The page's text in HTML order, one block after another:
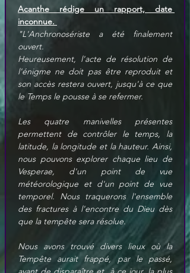
Acanthe rédige un rapport, date
inconnue.
"L'Anchronosériste a été finalement
ouvert.
Heureusement, l'acte de résolution de
l'énigme ne doit pas être reproduit et
son accès restera ouvert, jusqu'à ce que
le Temps le pousse à se refermer.
Les quatre manivelles présentes
permettent de contrôler le temps, la
latitude, la longitude et la hauteur. Ainsi,
nous pouvons explorer chaque lieu de
Vesperae, d'un point de vue
météorologique et d'un point de vue
temporel. Nous traquerons l'ensemble
des fractures à l'encontre du Dieu dès
que la tempête sera résolue.
Nous avons trouvé divers lieux où la
Tempête aurait frappé, par le passé,